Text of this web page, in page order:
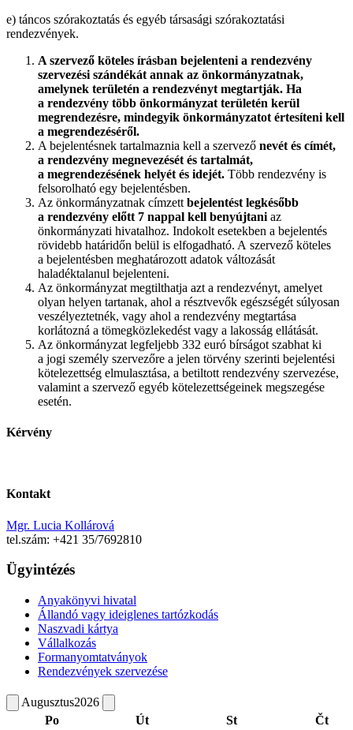
e) táncos szórakoztatás és egyéb társasági szórakoztatási
rendezvények.
A szervező köteles írásban bejelenteni a rendezvény
szervezési szándékát annak az önkormányzatnak,
amelynek területén a rendezvényt megtartják. Ha
a rendezvény több önkormányzat területén kerül
megrendezésre, mindegyik önkormányzatot értesíteni kell
a megrendezéséről.
A bejelentésnek tartalmaznia kell a szervező nevét és címét,
a rendezvény megnevezését és tartalmát,
a megrendezésének helyét és idejét. Több rendezvény is
felsorolható egy bejelentésben.
Az önkormányzatnak címzett bejelentést legkésőbb
a rendezvény előtt 7 nappal kell benyújtani az
önkormányzati hivatalhoz. Indokolt esetekben a bejelentés
rövidebb határidőn belül is elfogadható. A szervező köteles
a bejelentésben meghatározott adatok változását
haladéktalanul bejelenteni.
Az önkormányzat megtilthatja azt a rendezvényt, amelyet
olyan helyen tartanak, ahol a résztvevők egészségét súlyosan
veszélyeztetnék, vagy ahol a rendezvény megtartása
korlátozná a tömegközlekedést vagy a lakosság ellátását.
Az önkormányzat legfeljebb 332 euró bírságot szabhat ki
a jogi személy szervezőre a jelen törvény szerinti bejelentési
kötelezettség elmulasztása, a betiltott rendezvény szervezése,
valamint a szervező egyéb kötelezettségeinek megszegése
esetén.
Kérvény
Kontakt
Mgr. Lucia Kollárová
tel.szám: +421 35/7692810
Ügyintézés
Anyakönyvi hivatal
Állandó vagy ideiglenes tartózkodás
Naszvadi kártya
Vállalkozás
Formanyomtatványok
Rendezvények szervezése
Augusztus2026
Po
Út St
Čt